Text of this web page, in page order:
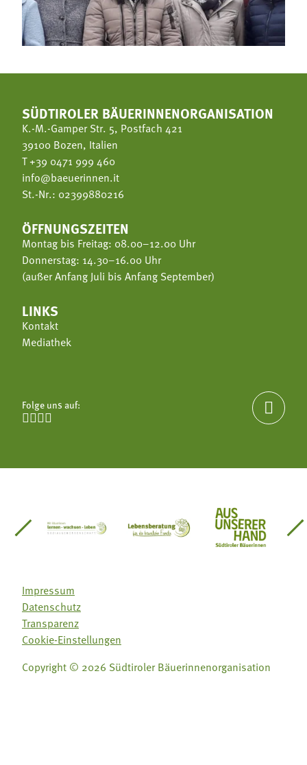
SÜDTIROLER BÄUERINNENORGANISATION
K.-M.-Gamper Str. 5, Postfach 421
39100 Bozen, Italien
T+39 0471 999 460
info@baeuerinnen.it
St.-Nr.: 02399880216
ÖFFNUNGSZEITEN
Montag bis Freitag: 08.00–12.00 Uhr
Donnerstag: 14.30–16.00 Uhr
(außer Anfang Juli bis Anfang September)
LINKS
Kontakt
Mediathek
Folge uns auf:


Südtirol
Gärtnervereinigung
Sozialgenossenschaft Mit Bäuerinnen lernen -
Lebensberatung für dieAus unserer
Impressum
Datenschutz
Transparenz
Cookie-Einstellungen
Copyright © 2026 Südtiroler Bäuerinnenorganisation